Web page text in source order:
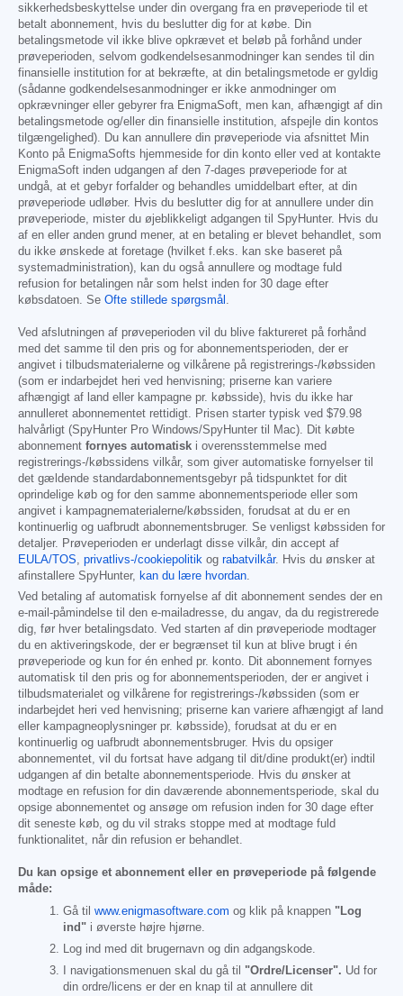
sikkerhedsbeskyttelse under din overgang fra en prøveperiode til et
betalt abonnement, hvis du beslutter dig for at købe. Din
betalingsmetode vil ikke blive opkrævet et beløb på forhånd under
prøveperioden, selvom godkendelsesanmodninger kan sendes til din
finansielle institution for at bekræfte, at din betalingsmetode er gyldig
(sådanne godkendelsesanmodninger er ikke anmodninger om
opkrævninger eller gebyrer fra EnigmaSoft, men kan, afhængigt af din
betalingsmetode og/eller din finansielle institution, afspejle din kontos
tilgængelighed). Du kan annullere din prøveperiode via afsnittet Min
Konto på EnigmaSofts hjemmeside for din konto eller ved at kontakte
EnigmaSoft inden udgangen af den 7-dages prøveperiode for at
undgå, at et gebyr forfalder og behandles umiddelbart efter, at din
prøveperiode udløber. Hvis du beslutter dig for at annullere under din
prøveperiode, mister du øjeblikkeligt adgangen til SpyHunter. Hvis du
af en eller anden grund mener, at en betaling er blevet behandlet, som
du ikke ønskede at foretage (hvilket f.eks. kan ske baseret på
systemadministration), kan du også annullere og modtage fuld
refusion for betalingen når som helst inden for 30 dage efter
købsdatoen. Se Ofte stillede spørgsmål .
Ved afslutningen af prøveperioden vil du blive faktureret på forhånd
med det samme til den pris og for abonnementsperioden, der er
angivet i tilbudsmaterialerne og vilkårene på registrerings-/købssiden
(som er indarbejdet heri ved henvisning; priserne kan variere
afhængigt af land eller kampagne pr. købsside), hvis du ikke har
annulleret abonnementet rettidigt. Prisen starter typisk ved $79.98
halvårligt (SpyHunter Pro Windows/SpyHunter til Mac). Dit købte
abonnement fornyes automatisk i overensstemmelse med
registrerings-/købssidens vilkår, som giver automatiske fornyelser til
det gældende standardabonnementsgebyr på tidspunktet for dit
oprindelige køb og for den samme abonnementsperiode eller som
angivet i kampagnematerialerne/købssiden, forudsat at du er en
kontinuerlig og uafbrudt abonnementsbruger. Se venligst købssiden for
detaljer. Prøveperioden er underlagt disse vilkår, din accept af
EULA/TOS, privatlivs-/cookiepolitik og rabatvilkår. Hvis du ønsker at
afinstallere SpyHunter, kan du lære hvordan.
Ved betaling af automatisk fornyelse af dit abonnement sendes der en
e-mail-påmindelse til den e-mailadresse, du angav, da du registrerede
dig, før hver betalingsdato. Ved starten af din prøveperiode modtager
du en aktiveringskode, der er begrænset til kun at blive brugt i én
prøveperiode og kun for én enhed pr. konto. Dit abonnement fornyes
automatisk til den pris og for abonnementsperioden, der er angivet i
tilbudsmaterialet og vilkårene for registrerings-/købssiden (som er
indarbejdet heri ved henvisning; priserne kan variere afhængigt af land
eller kampagneoplysninger pr. købsside), forudsat at du er en
kontinuerlig og uafbrudt abonnementsbruger. Hvis du opsiger
abonnementet, vil du fortsat have adgang til dit/dine produkt(er) indtil
udgangen af din betalte abonnementsperiode. Hvis du ønsker at
modtage en refusion for din daværende abonnementsperiode, skal du
opsige abonnementet og ansøge om refusion inden for 30 dage efter
dit seneste køb, og du vil straks stoppe med at modtage fuld
funktionalitet, når din refusion er behandlet.
Du kan opsige et abonnement eller en prøveperiode på følgende
måde:
Gå til www.enigmasoftware.com og klik på knappen "Log
ind" i øverste højre hjørne.
Log ind med dit brugernavn og din adgangskode.
I navigationsmenuen skal du gå til "Ordre/Licenser". Ud for
din ordre/licens er der en knap til at annullere dit